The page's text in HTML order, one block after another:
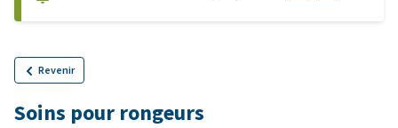
Revenir
Soins pour rongeurs